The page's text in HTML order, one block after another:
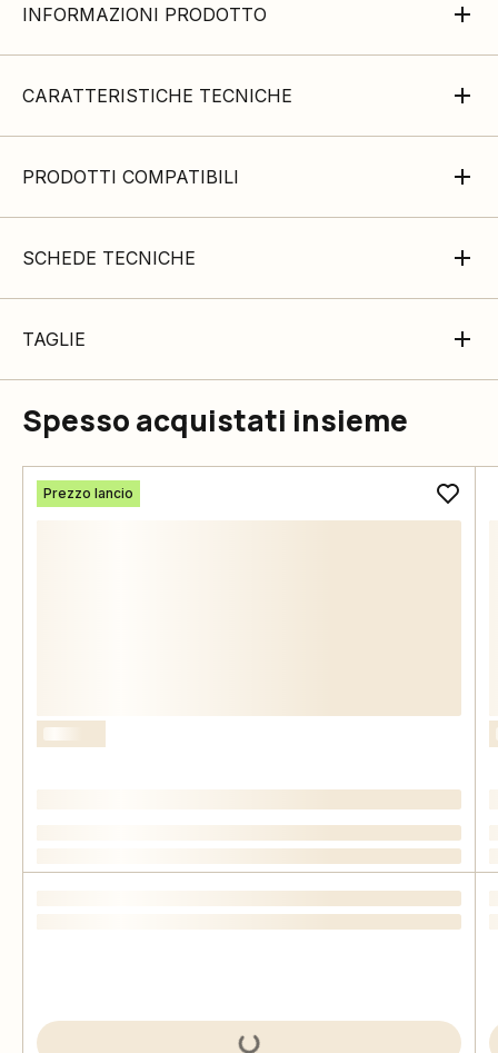
INFORMAZIONI PRODOTTO
CARATTERISTICHE TECNICHE
PRODOTTI COMPATIBILI
SCHEDE TECNICHE
TAGLIE
Spesso acquistati insieme
Prezzo lancio